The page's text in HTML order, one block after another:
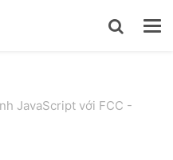
JavaScript với FCC -